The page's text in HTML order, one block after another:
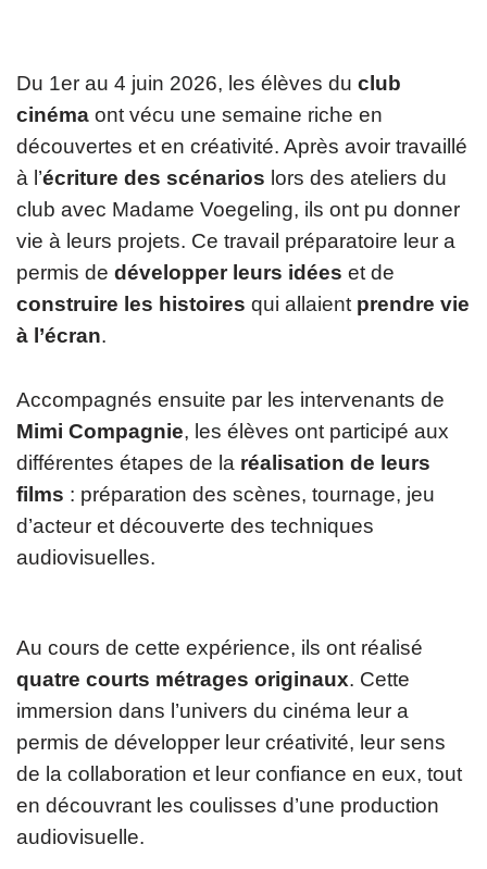
Du 1er au 4 juin 2026, les élèves du club
cinéma ont vécu une semaine riche en
découvertes et en créativité. Après avoir travaillé
à l’écriture des scénarios lors des ateliers du
club avec Madame Voegeling, ils ont pu donner
vie à leurs projets. Ce travail préparatoire leur a
permis de développer leurs idées et de
construire les histoires qui allaient prendre vie
à l’écran.
Accompagnés ensuite par les intervenants de
Mimi Compagnie, les élèves ont participé aux
différentes étapes de la réalisation de leurs
films : préparation des scènes, tournage, jeu
d’acteur et découverte des techniques
audiovisuelles.
Au cours de cette expérience, ils ont réalisé
quatre courts métrages originaux. Cette
immersion dans l’univers du cinéma leur a
permis de développer leur créativité, leur sens
de la collaboration et leur confiance en eux, tout
en découvrant les coulisses d’une production
audiovisuelle.